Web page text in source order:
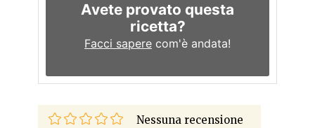
Avete provato questa
ricetta?
Facci sapere com'è andata!
Nessuna recensione